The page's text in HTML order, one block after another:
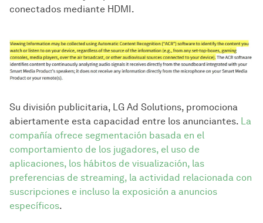
conectados mediante HDMI.
Su división publicitaria, LG Ad Solutions, promociona
abiertamente esta capacidad entre los anunciantes. La
compañía ofrece segmentación basada en el
comportamiento de los jugadores, el uso de
aplicaciones, los hábitos de visualización, las
preferencias de streaming, la actividad relacionada con
suscripciones e incluso la exposición a anuncios
específicos.